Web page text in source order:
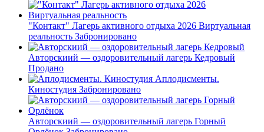
"Контакт" Лагерь активного отдыха 2026 Виртуальная
реальность Забронировано
Авторскиий — оздоровительный лагерь Кедровый
Продано
Аплодисменты.
Киностудия Забронировано
Авторскиий — оздоровительный лагерь Горный